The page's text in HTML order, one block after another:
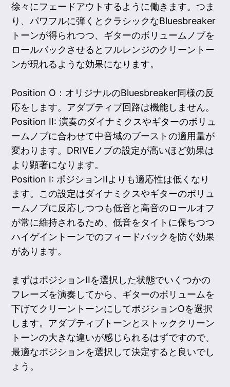
徐々にフェードアウトするように働きます。つま
り、パワフルに弾くとクラシックなBluesbreaker
トーンが得られつつ、ギターのボリュームノブを
ロールバックさせるとフルレンジのクリーントー
ンが現れるような効果になります。
Position O：オリジナルのBluesbreaker同様の反
応をします。アダプティブ回路は機能しません。
Position II: 演奏のダイナミクスやギターのボリュ
ームノブに合わせて中音域のブーストの適用量が
変わります。DRIVEノブの設定が高いほど効果は
より顕著になります。
Position I: ポジションIIよりも適応性は低くなり
ます。この設定はダイナミクスやギターのボリュ
ームノブに反応しつつも低音と高音のロールオフ
が常に維持されるため、低音をタイトに保ちつつ
ハイゲイントーンでのフィードバックを防ぐ効果
があります。
まずはポジションIIを選択した状態でいくつかの
フレーズを演奏してから、ギターのボリュームを
下げてクリーントーンにしてポジションOを選択
します。アダプティブトーンとストッククリーン
トーンの大きな違いが感じられるはずですので、
最適なポジションを選択して決定すると良いでし
ょう。